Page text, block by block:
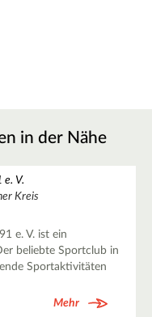
in der Nähe
e. V.
Kreis
e. V. ist ein
beliebte Sportclub in
Sportaktivitäten
Mehr